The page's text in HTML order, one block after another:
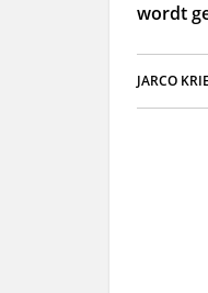
wordt
JARCO